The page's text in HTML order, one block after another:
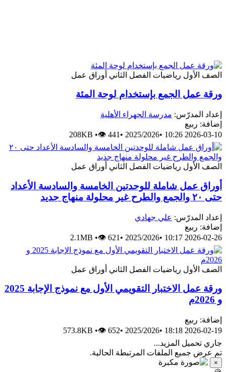
الصف الأول رياضيات الفصل الثاني أوراق عمل
ورقة عمل الجمع بإستخدام لوحة المئة
إعداد المدرّس: مدرسة الجهراء الأهلية
إضافة: ربيع
2026-03-10 10:26
•
2025/2026
•
208KB •👁 441
الصف الأول رياضيات الفصل الثاني أوراق عمل
أوراق عمل شاملة للوحدتين الخامسة والسادسة الأعداد
حتى ٢٠ والجمع والطرح غير محلولة منهاج جديد
إعداد المدرّس: علي جهادي
إضافة: ربيع
2026-02-26 10:17
•
2025/2026
•
2.1MB •👁 621
الصف الأول رياضيات الفصل الثاني أوراق عمل
ورقة عمل الاختبار التقويمي الأول مع نموذج الإجابة 2025
و 2026م
إضافة: ربيع
2026-02-19 18:18
•
2025/2026
•
573.8KB •👁 652
جاري تحميل المزيد...
تم عرض جميع الملفات المرتبطة الحالية.
×